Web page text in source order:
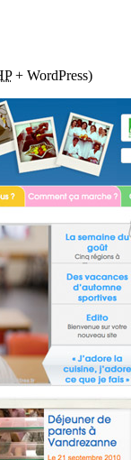
+ WordPress)